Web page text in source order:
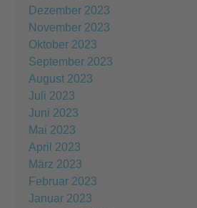
Dezember 2023
November 2023
Oktober 2023
September 2023
August 2023
Juli 2023
Juni 2023
Mai 2023
April 2023
März 2023
Februar 2023
Januar 2023